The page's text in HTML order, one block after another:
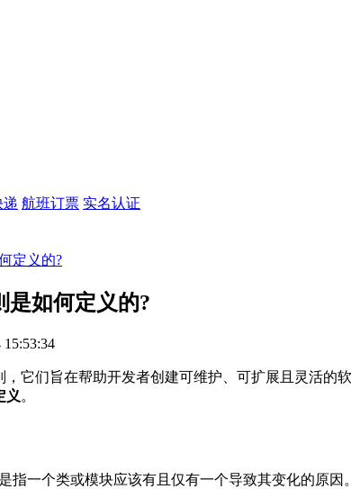
递 航班订票 实名认证
定义的?
是如何定义的?
15:53:34
它们旨在帮助开发者创建可维护、可扩展且灵活的
义 。
是指一个类或模块应该有且仅有一个导致其变化的